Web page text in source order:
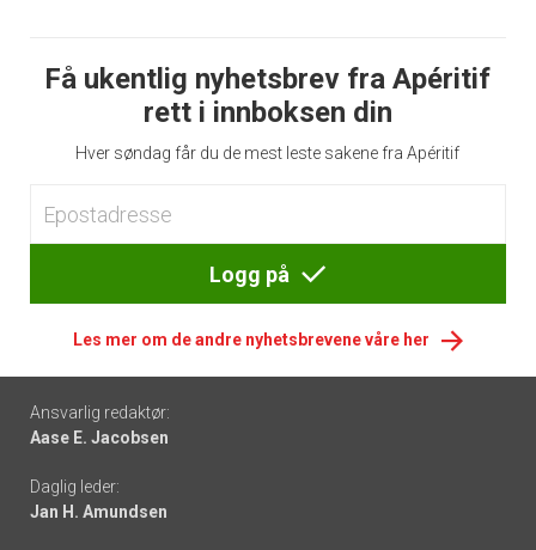
Få ukentlig nyhetsbrev fra Apéritif
rett i innboksen din
Hver søndag får du de mest leste sakene fra Apéritif
Logg på
Les mer om de andre nyhetsbrevene våre her
Footer
-
links
Ansvarlig redaktør:
Aase E. Jacobsen
Daglig leder:
Jan H. Amundsen